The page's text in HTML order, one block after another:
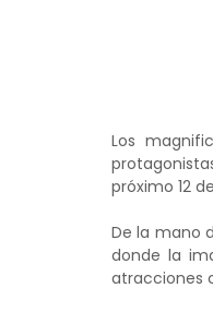
Los
próximo 12
De la mano
donde la
atracciones